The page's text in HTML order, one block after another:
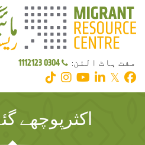
مفت ہاٹ الئن: 0304 1112123
𝕏
اکثرپوچھے